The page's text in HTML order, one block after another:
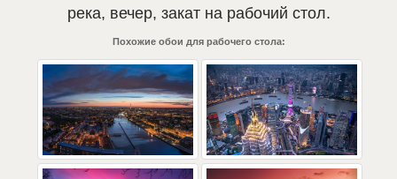
река, вечер, закатна рабочий стол.
Похожие обои для рабочего стола: